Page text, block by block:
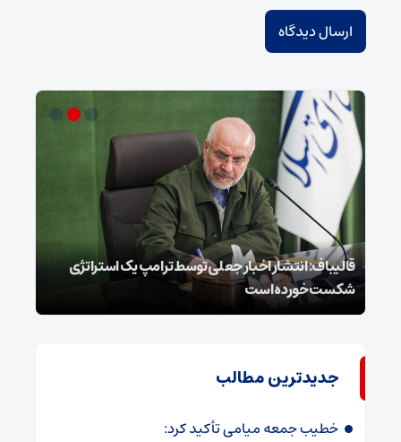
قالیباف: انتشار اخبار جعلی توسط ترامپ یک استراتژی
شکست خورده است
جدیدترین مطالب
خطیب جمعه میامی تأکید کرد: